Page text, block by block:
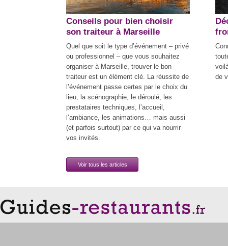
Conseils pour bien choisir
son traiteur à Marseille
Quel que soit le type d’événement – privé
ou professionnel – que vous souhaitez
organiser à Marseille, trouver le bon
traiteur est un élément clé. La réussite de
l’événement passe certes par le choix du
lieu, la scénographie, le déroulé, les
prestataires techniques, l’accueil,
l’ambiance, les animations… mais aussi
(et parfois surtout) par ce qui va nourrir
vos invités.
de
Voir tous les articles